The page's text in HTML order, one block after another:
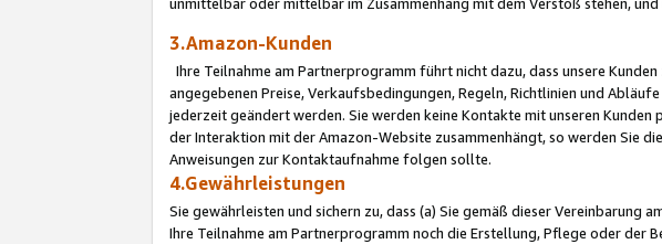
3.Amazon-Kunden
Ihre Teilnahme am Partnerprogramm führt nicht dazu, dass unsere
angegebenen Preise, Verkaufsbedingungen, Regeln, Richtlinien und
jederzeit geändert werden. Sie werden keine Kontakte mit unseren
der Interaktion mit der Amazon-Website zusammenhängt, so werden Sie
Anweisungen zur Kontaktaufnahme folgen sollte.
4.Gewährleistungen
Sie gewährleisten und sichern zu, dass (a) Sie gemäß dieser
Ihre Teilnahme am Partnerprogramm noch die Erstellung, Pflege oder der